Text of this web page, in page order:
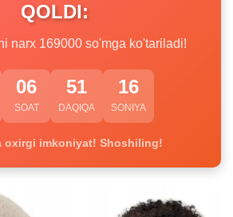
QOLDI:
narx 169000 so'mga ko'tariladi!
06
SOAT
51
DAQIQA
15
SONIYA
oxirgi imkoniyat! Shoshiling!